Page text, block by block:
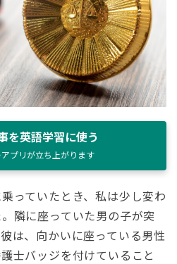
を英語学習に使う
アプリが立ち上がります
っていたとき、私は少し変わ
隣に座っていた男の子が突
は、向かいに座っている男性
士バッジを付けていること